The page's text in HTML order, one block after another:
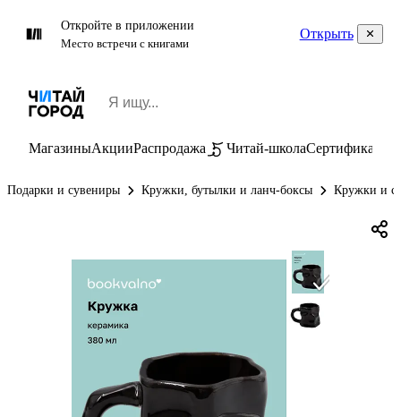
Откройте в приложении
Место встречи с книгами
Открыть
МагазиныАкцииРаспродажа Читай-школаСертификаты
Подарки и сувениры Кружки, бутылки и ланч-боксы Кружки и